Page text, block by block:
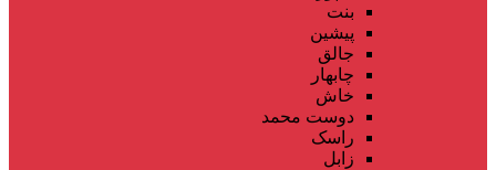
بنت
پیشین
جالق
چابهار
خاش
دوست محمد
راسک
زابل